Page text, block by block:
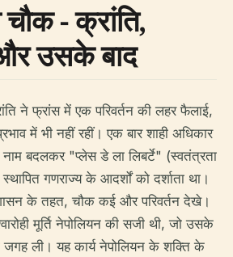
चौक - क्रांति,
उसके बाद
ने फ्रांस में एक परिवर्तन की लहर फैलाई,
में भी नहीं रहीं। एक बार शाही अधिकार
बदलकर "प्लेस डे ला लिबर्टे" (स्वतंत्रता
गणराज्य के आदर्शों को दर्शाता था।
शासन के तहत, चौक कई और परिवर्तन देखे।
मूर्ति नेपोलियन की सजी थी, जो उसके
जगह ली। यह कार्य नेपोलियन के शक्ति के